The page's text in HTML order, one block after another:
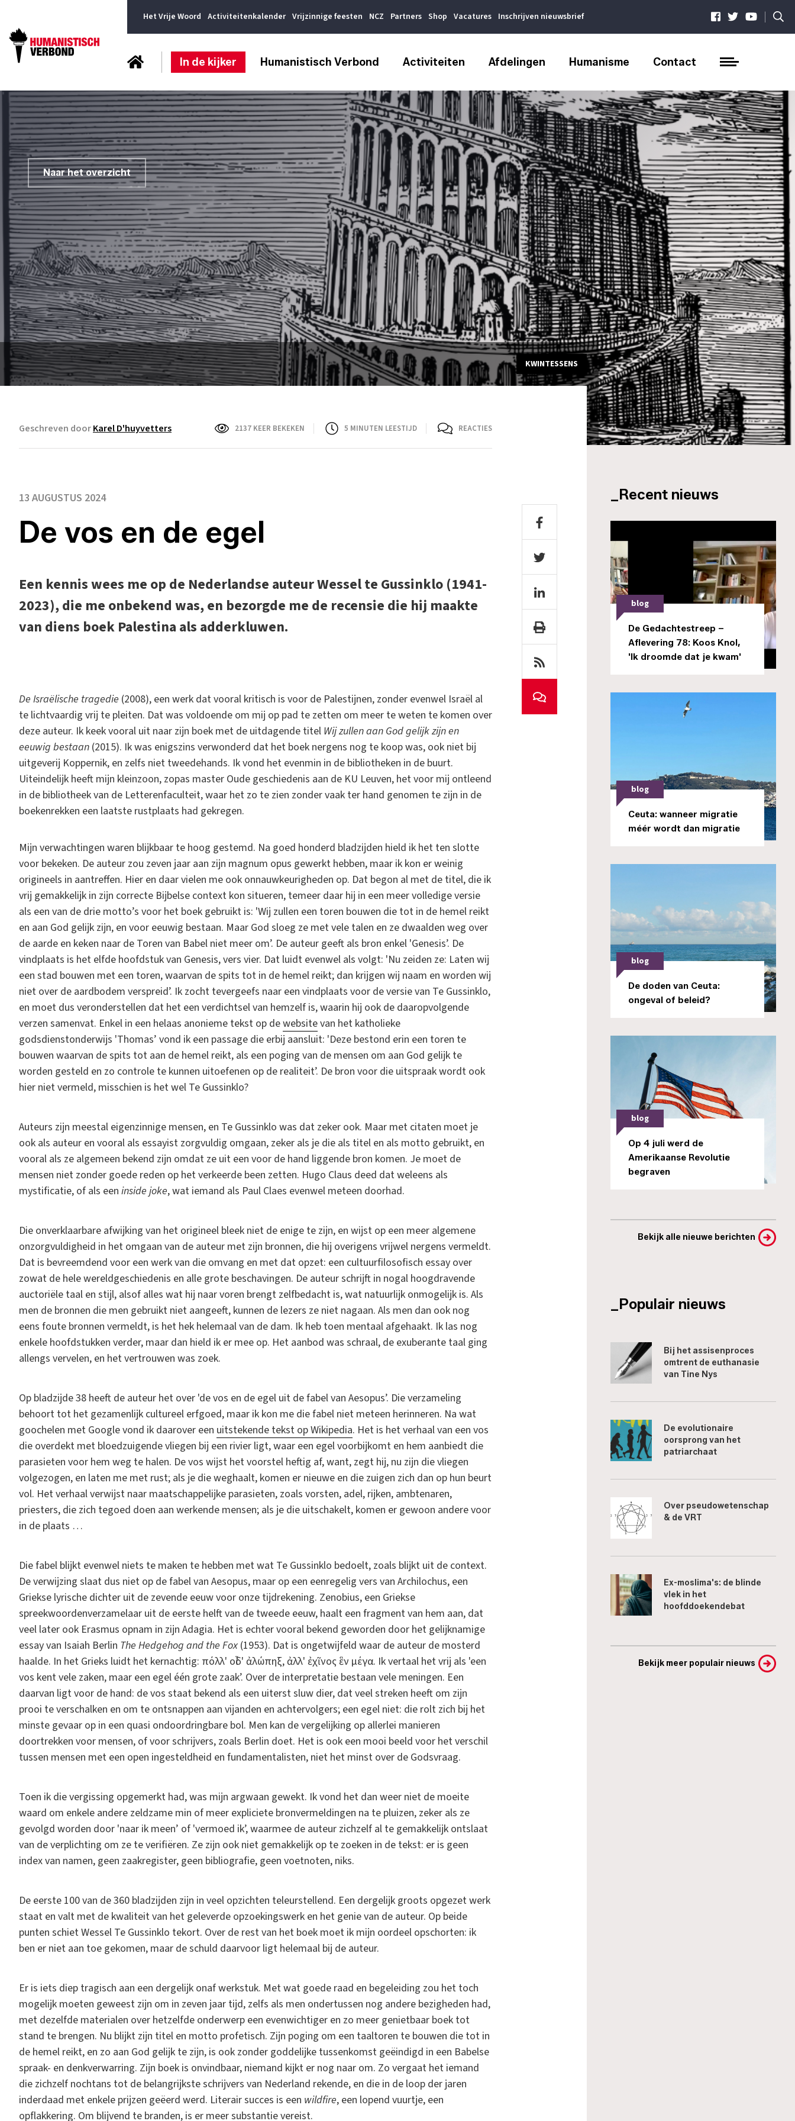
Het Vrije Woord Activiteitenkalender Vrijzinnige feesten NCZ Partners Shop Vacatures Inschrijven nieuwsbrief |
In de kijker Humanistisch Verbond Activiteiten Afdelingen Humanisme Contact
Naar het overzicht
KWINTESSENS
Geschreven doorKarel D'huyvetters 2137 KEER BEKEKEN 5 MINUTEN LEESTIJD REACTIES
13 AUGUSTUS 2024
De vos en de egel
Een kennis wees me op de Nederlandse auteur Wessel te Gussinklo (1941-
2023), die me onbekend was, en bezorgde me de recensie die hij maakte
van diens boek Palestina als adderkluwen.
De Israëlische tragedie (2008), een werk dat vooral kritisch is voor de Palestijnen, zonder evenwel Israël al
te lichtvaardig vrij te pleiten. Dat was voldoende om mij op pad te zetten om meer te weten te komen over
deze auteur. Ik keek vooral uit naar zijn boek met de uitdagende titel Wij zullen aan God gelijk zijn en
eeuwig bestaan (2015). Ik was enigszins verwonderd dat het boek nergens nog te koop was, ook niet bij
uitgeverij Koppernik, en zelfs niet tweedehands. Ik vond het evenmin in de bibliotheken in de buurt.
Uiteindelijk heeft mijn kleinzoon, zopas master Oude geschiedenis aan de KU Leuven, het voor mij ontleend
in de bibliotheek van de Letterenfaculteit, waar het zo te zien zonder vaak ter hand genomen te zijn in de
boekenrekken een laatste rustplaats had gekregen.
Mijn verwachtingen waren blijkbaar te hoog gestemd. Na goed honderd bladzijden hield ik het ten slotte
voor bekeken. De auteur zou zeven jaar aan zijn magnum opus gewerkt hebben, maar ik kon er weinig
origineels in aantreffen. Hier en daar vielen me ook onnauwkeurigheden op. Dat begon al met de titel, die ik
vrij gemakkelijk in zijn correcte Bijbelse context kon situeren, temeer daar hij in een meer volledige versie
als een van de drie motto’s voor het boek gebruikt is: 'Wij zullen een toren bouwen die tot in de hemel reikt
en aan God gelijk zijn, en voor eeuwig bestaan. Maar God sloeg ze met vele talen en ze dwaalden weg over
de aarde en keken naar de Toren van Babel niet meer om’. De auteur geeft als bron enkel 'Genesis’. De
vindplaats is het elfde hoofdstuk van Genesis, vers vier. Dat luidt evenwel als volgt: 'Nu zeiden ze: Laten wij
een stad bouwen met een toren, waarvan de spits tot in de hemel reikt; dan krijgen wij naam en worden wij
niet over de aardbodem verspreid’. Ik zocht tevergeefs naar een vindplaats voor de versie van Te Gussinklo,
en moet dus veronderstellen dat het een verdichtsel van hemzelf is, waarin hij ook de daaropvolgende
verzen samenvat. Enkel in een helaas anonieme tekst op dewebsitevan het katholieke
godsdienstonderwijs 'Thomas’ vond ik een passage die erbij aansluit: 'Deze bestond erin een toren te
bouwen waarvan de spits tot aan de hemel reikt, als een poging van de mensen om aan God gelijk te
worden gesteld en zo controle te kunnen uitoefenen op de realiteit’. De bron voor die uitspraak wordt ook
hier niet vermeld, misschien is het wel Te Gussinklo?
Auteurs zijn meestal eigenzinnige mensen, en Te Gussinklo was dat zeker ook. Maar met citaten moet je
ook als auteur en vooral als essayist zorgvuldig omgaan, zeker als je die als titel en als motto gebruikt, en
vooral als ze algemeen bekend zijn omdat ze uit een voor de hand liggende bron komen. Je moet de
mensen niet zonder goede reden op het verkeerde been zetten. Hugo Claus deed dat weleens als
mystificatie, of als een inside joke, wat iemand als Paul Claes evenwel meteen doorhad.
Die onverklaarbare afwijking van het origineel bleek niet de enige te zijn, en wijst op een meer algemene
onzorgvuldigheid in het omgaan van de auteur met zijn bronnen, die hij overigens vrijwel nergens vermeldt.
Dat is bevreemdend voor een werk van die omvang en met dat opzet: een cultuurfilosofisch essay over
zowat de hele wereldgeschiedenis en alle grote beschavingen. De auteur schrijft in nogal hoogdravende
auctoriële taal en stijl, alsof alles wat hij naar voren brengt zelfbedacht is, wat natuurlijk onmogelijk is. Als
men de bronnen die men gebruikt niet aangeeft, kunnen de lezers ze niet nagaan. Als men dan ook nog
eens foute bronnen vermeldt, is het hek helemaal van de dam. Ik heb toen mentaal afgehaakt. Ik las nog
enkele hoofdstukken verder, maar dan hield ik er mee op. Het aanbod was schraal, de exuberante taal ging
allengs vervelen, en het vertrouwen was zoek.
Op bladzijde 38 heeft de auteur het over 'de vos en de egel uit de fabel van Aesopus’. Die verzameling
behoort tot het gezamenlijk cultureel erfgoed, maar ik kon me die fabel niet meteen herinneren. Na wat
goochelen met Google vond ik daarover een uitstekende tekst op Wikipedia. Het is het verhaal van een vos
die overdekt met bloedzuigende vliegen bij een rivier ligt, waar een egel voorbijkomt en hem aanbiedt die
parasieten voor hem weg te halen. De vos wijst het voorstel heftig af, want, zegt hij, nu zijn die vliegen
volgezogen, en laten me met rust; als je die weghaalt, komen er nieuwe en die zuigen zich dan op hun beurt
vol. Het verhaal verwijst naar maatschappelijke parasieten, zoals vorsten, adel, rijken, ambtenaren,
priesters, die zich tegoed doen aan werkende mensen; als je die uitschakelt, komen er gewoon andere voor
in de plaats …
Die fabel blijkt evenwel niets te maken te hebben met wat Te Gussinklo bedoelt, zoals blijkt uit de context.
De verwijzing slaat dus niet op de fabel van Aesopus, maar op een eenregelig vers van Archilochus, een
Griekse lyrische dichter uit de zevende eeuw voor onze tijdrekening. Zenobius, een Griekse
spreekwoordenverzamelaar uit de eerste helft van de tweede eeuw, haalt een fragment van hem aan, dat
veel later ook Erasmus opnam in zijn Adagia. Het is echter vooral bekend geworden door het gelijknamige
essay van Isaiah Berlin The Hedgehog and the Fox (1953). Dat is ongetwijfeld waar de auteur de mosterd
haalde. In het Grieks luidt het kernachtig: πόλλ' οἶδ' ἀλώπηξ, ἀλλ' ἐχῖνος ἓν μέγα. Ik vertaal het vrij als 'een
vos kent vele zaken, maar een egel één grote zaak’. Over de interpretatie bestaan vele meningen. Een
daarvan ligt voor de hand: de vos staat bekend als een uiterst sluw dier, dat veel streken heeft om zijn
prooi te verschalken en om te ontsnappen aan vijanden en achtervolgers; een egel niet: die rolt zich bij het
minste gevaar op in een quasi ondoordringbare bol. Men kan de vergelijking op allerlei manieren
doortrekken voor mensen, of voor schrijvers, zoals Berlin doet. Het is ook een mooi beeld voor het verschil
tussen mensen met een open ingesteldheid en fundamentalisten, niet het minst over de Godsvraag.
Toen ik die vergissing opgemerkt had, was mijn argwaan gewekt. Ik vond het dan weer niet de moeite
waard om enkele andere zeldzame min of meer expliciete bronvermeldingen na te pluizen, zeker als ze
gevolgd worden door 'naar ik meen’ of 'vermoed ik’, waarmee de auteur zichzelf al te gemakkelijk ontslaat
van de verplichting om ze te verifiëren. Ze zijn ook niet gemakkelijk op te zoeken in de tekst: er is geen
index van namen, geen zaakregister, geen bibliografie, geen voetnoten, niks.
De eerste 100 van de 360 bladzijden zijn in veel opzichten teleurstellend. Een dergelijk groots opgezet werk
staat en valt met de kwaliteit van het geleverde opzoekingswerk en het genie van de auteur. Op beide
punten schiet Wessel Te Gussinklo tekort. Over de rest van het boek moet ik mijn oordeel opschorten: ik
ben er niet aan toe gekomen, maar de schuld daarvoor ligt helemaal bij de auteur.
Er is iets diep tragisch aan een dergelijk onaf werkstuk. Met wat goede raad en begeleiding zou het toch
mogelijk moeten geweest zijn om in zeven jaar tijd, zelfs als men ondertussen nog andere bezigheden had,
met dezelfde materialen over hetzelfde onderwerp een evenwichtiger en zo meer genietbaar boek tot
stand te brengen. Nu blijkt zijn titel en motto profetisch. Zijn poging om een taaltoren te bouwen die tot in
de hemel reikt, en zo aan God gelijk te zijn, is ook zonder goddelijke tussenkomst geëindigd in een Babelse
spraak- en denkverwarring. Zijn boek is onvindbaar, niemand kijkt er nog naar om. Zo vergaat het iemand
die zichzelf nochtans tot de belangrijkste schrijvers van Nederland rekende, en die in de loop der jaren
inderdaad met enkele prijzen geëerd werd. Literair succes is een wildfire, een lopend vuurtje, een
opflakkering. Om blijvend te branden, is er meer substantie vereist.
_Recent nieuws
blog
De Gedachtestreep –
Aflevering 78: Koos Knol,
'Ik droomde dat je kwam'
blog
Ceuta: wanneer migratie
méér wordt dan migratie
blog
De doden van Ceuta:
ongeval of beleid?
blog
Op 4 juli werd de
Amerikaanse Revolutie
begraven
Bekijk alle nieuwe berichten
_Populair nieuws
Bij het assisenproces
omtrent de euthanasie
van Tine Nys
De evolutionaire
oorsprong van het
patriarchaat
Over pseudowetenschap
& de VRT
Ex-moslima's: de blinde
vlek in het
hoofddoekendebat
Bekijk meer populair nieuws